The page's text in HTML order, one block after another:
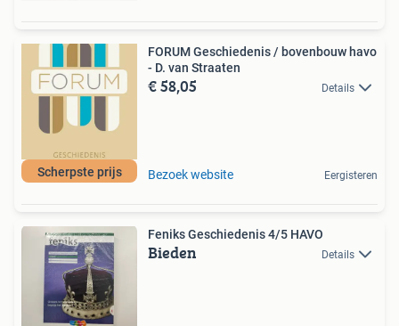
Scherpste prijs
FORUM Geschiedenis / bovenbouw havo
- D. van Straaten
€ 58,05 Details
Bezoek website Eergisteren
Feniks Geschiedenis 4/5 HAVO
Bieden Details